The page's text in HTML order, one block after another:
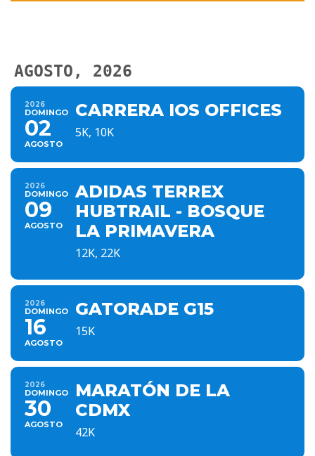
AGOSTO, 2026
2026
DOMINGO
02
AGOSTO
CARRERA IOS OFFICES
5K, 10K
2026
DOMINGO
09
AGOSTO
ADIDAS TERREX
HUBTRAIL - BOSQUE
LA PRIMAVERA
12K, 22K
2026
DOMINGO
16
AGOSTO
GATORADE G15
15K
2026
DOMINGO
30
AGOSTO
MARATÓN DE LA
CDMX
42K